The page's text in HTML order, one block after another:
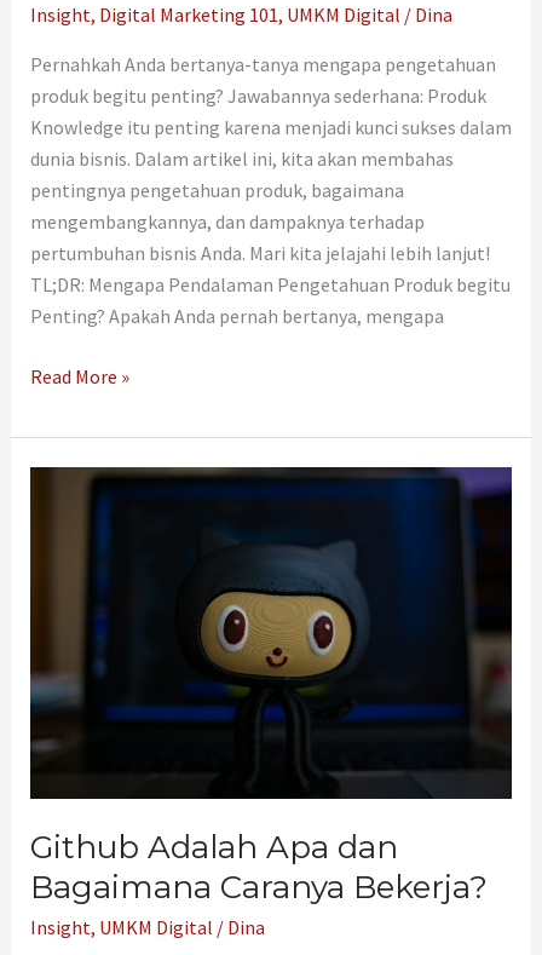
Insight, Digital Marketing 101, UMKM Digital / Dina
Pernahkah Anda bertanya-tanya mengapa pengetahuan
produk begitu penting? Jawabannya sederhana: Produk
Knowledge itu penting karena menjadi kunci sukses dalam
dunia bisnis. Dalam artikel ini, kita akan membahas
pentingnya pengetahuan produk, bagaimana
mengembangkannya, dan dampaknya terhadap
pertumbuhan bisnis Anda. Mari kita jelajahi lebih lanjut!
TL;DR: Mengapa Pendalaman Pengetahuan Produk begitu
Penting? Apakah Anda pernah bertanya, mengapa
Read More »
Github Adalah Apa dan
Bagaimana Caranya Bekerja?
Insight, UMKM Digital / Dina
Bagaimana
Bekerja?